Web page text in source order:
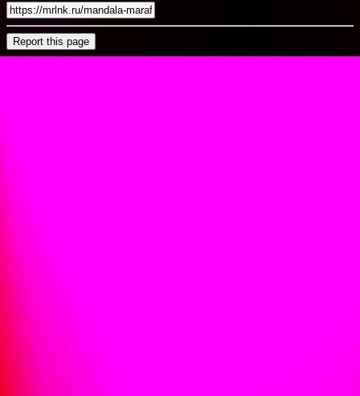
Report this page